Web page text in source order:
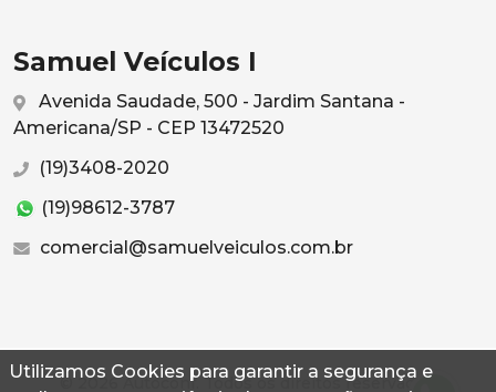
Utilizamos Cookies para garantir a segurança e
Samuel Veículos I
Avenida Saudade, 500 - Jardim Santana -
Americana/SP - CEP 13472520
(19)3408-2020
(19)98612-3787
comercial@samuelveiculos.com.br
© 2026 Autoconf. Todos os direitos reservados.